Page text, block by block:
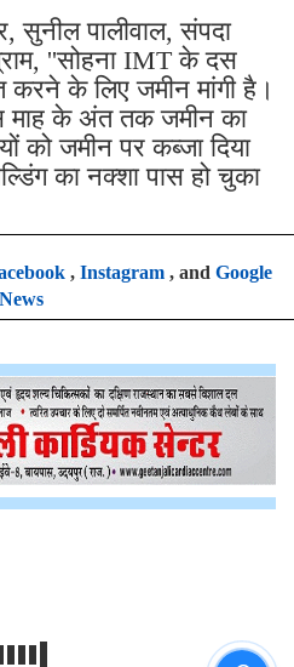
सुनील पालीवाल, संपदा
''सोहना IMT के दस
करने के लिए जमीन मांगी है।
माह के अंत तक जमीन का
को जमीन पर कब्जा दिया
का नक्शा पास हो चुका
, Instagram, and Google
News